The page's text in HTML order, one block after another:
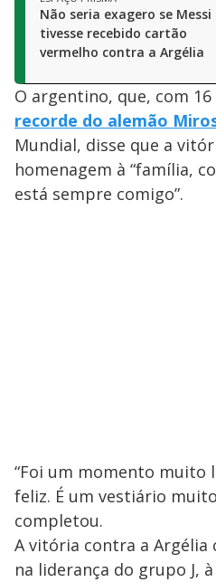
Não seria exagero se Messi
tivesse recebido cartão
vermelho contra a Argélia
O argentino, que, com
recorde do alemão
Mundial, disse que a
homenagem à “família,
está sempre comigo”.
“Foi um momento muito
feliz. É um vestiário
completou.
A vitória contra a Argélia
na liderança do grupo J,